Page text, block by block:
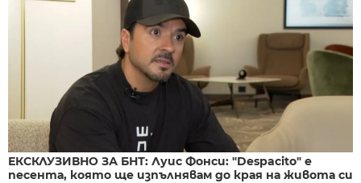
ЕКСКЛУЗИВНО ЗА БНТ: Луис Фонси: "Despacito" е
песента, която ще изпълнявам до края на живота си